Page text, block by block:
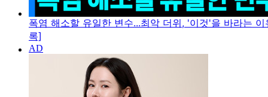
폭염 해소할 유일한 변수...최악 더위, '이것'을 바라는
록]